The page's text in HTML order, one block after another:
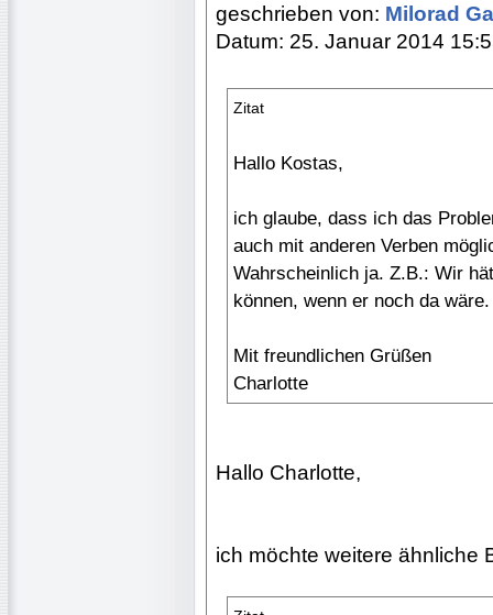
geschrieben von: Milorad
Datum: 25. Januar 2014
Zitat
Hallo Kostas,
ich glaube, dass ich das
auch mit anderen Verben
Wahrscheinlich ja. Z.B.: Wir
können, wenn er noch da wäre.
Mit freundlichen Grüßen
Charlotte
Hallo Charlotte,
ich möchte weitere ähnliche